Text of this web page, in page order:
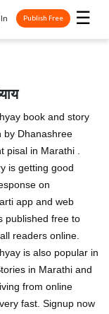
☰
Publish Free
book and story
by Dhanashree
pisal in Marathi .
is getting good
on
app and web
published free to
readers online.
is also popular in
in Marathi and
from online
fast. Signup now